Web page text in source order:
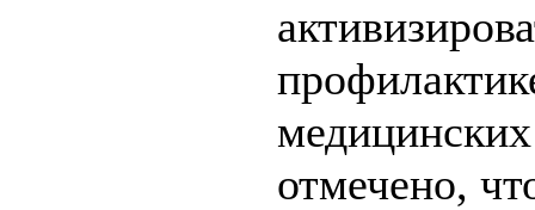
отмечено,